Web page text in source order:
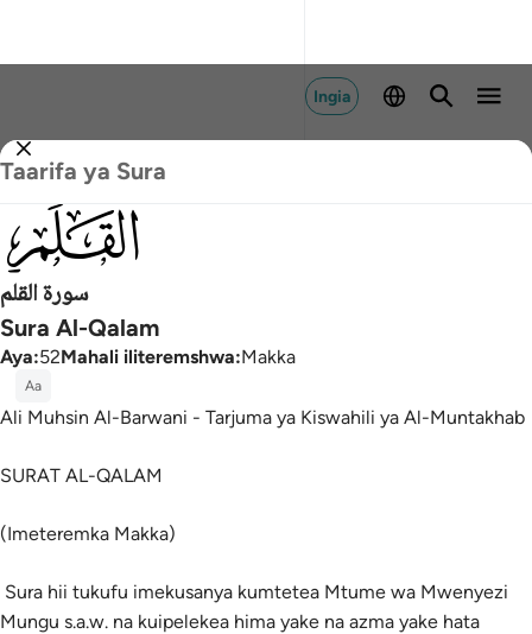
Ingia
Taarifa ya Sura
سورة القلم
Sura Al-Qalam
Aya:52Mahali iliteremshwa:Makka
Aa
Ali Muhsin Al-Barwani - Tarjuma ya Kiswahili ya Al-Muntakhab
SURAT AL-QALAM
(Imeteremka Makka)
Sura hii tukufu imekusanya kumtetea Mtume wa Mwenyezi
Mungu s.a.w. na kuipelekea hima yake na azma yake hata